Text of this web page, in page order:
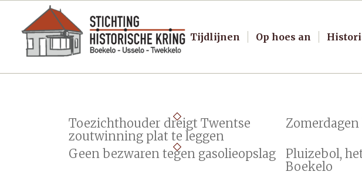
Tijdlijnen Op hoes an
Toezichthouder dreigt Twentse
zoutwinning plat te leggen
Geen bezwaren tegen gasolieopslag
Pluizebol,
Boekelo